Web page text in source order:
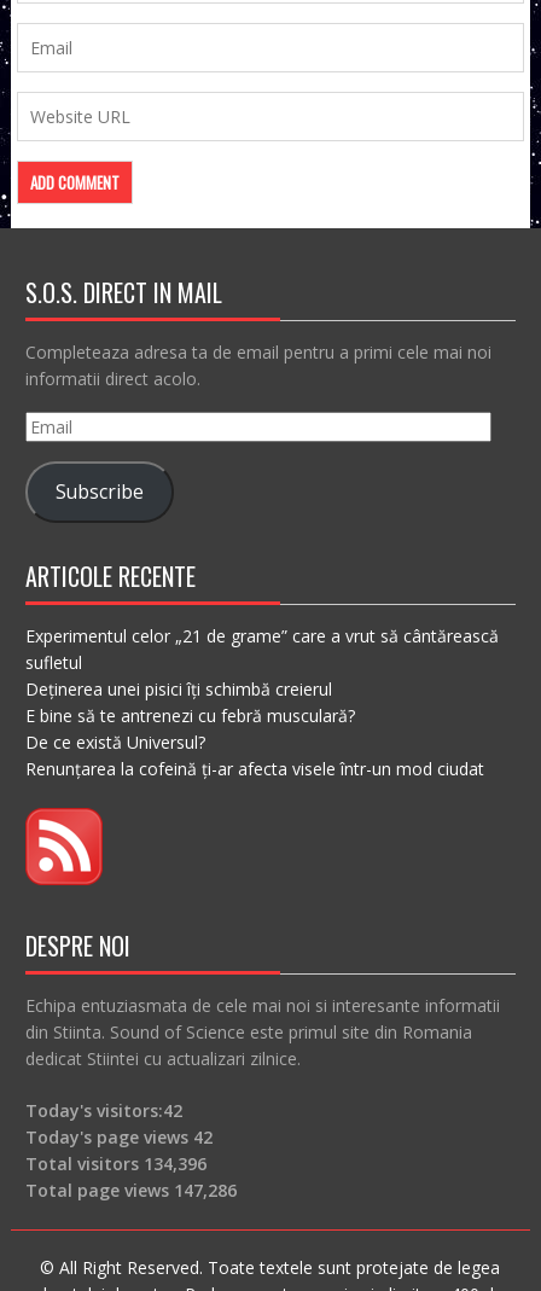
S.O.S. DIRECT IN MAIL
Completeaza adresa ta de email pentru a primi cele mai noi
informatii direct acolo.
Email
Subscribe
ARTICOLE RECENTE
Experimentul celor „21 de grame” care a vrut să cântărească
sufletul
Deținerea unei pisici îți schimbă creierul
E bine să te antrenezi cu febră musculară?
De ce există Universul?
Renunțarea la cofeină ți-ar afecta visele într-un mod ciudat
DESPRE NOI
Echipa entuziasmata de cele mai noi si interesante informatii
din Stiinta. Sound of Science este primul site din Romania
dedicat Stiintei cu actualizari zilnice.
Today's visitors:42
Today's page views 42
Total visitors 134,396
Total page views 147,286
© All Right Reserved. Toate textele sunt protejate de legea